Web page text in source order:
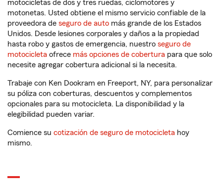
motocicletas de dos y tres ruedas, ciclomotores y
motonetas. Usted obtiene el mismo servicio confiable de la
proveedora de seguro de auto más grande de los Estados
Unidos. Desde lesiones corporales y daños a la propiedad
hasta robo y gastos de emergencia, nuestro seguro de
motocicleta ofrece más opciones de cobertura para que solo
necesite agregar cobertura adicional si la necesita.
Trabaje con Ken Dookram en Freeport, NY, para personalizar
su póliza con coberturas, descuentos y complementos
opcionales para su motocicleta. La disponibilidad y la
elegibilidad pueden variar.
Comience su cotización de seguro de motocicleta hoy
mismo.